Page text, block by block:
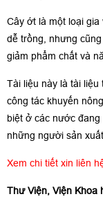
Cây ớt là một loại
dễ trồng, nhưng
giảm phẩm chất và
Tài liệu này là tài
công tác khuyến
biệt ở các nước
những người sản
Xem chi tiết xin liên
Thư Viện, Viện Khoa